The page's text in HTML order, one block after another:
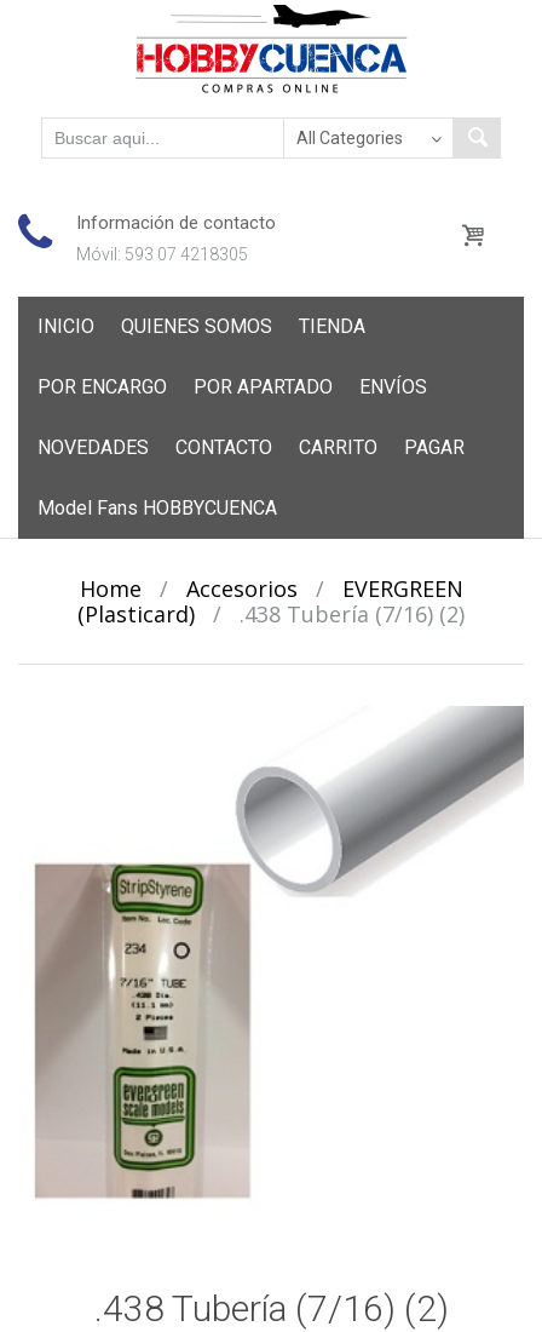
Información de contacto
Móvil: 593 07 4218305
INICIO QUIENES SOMOS TIENDA
POR ENCARGO POR APARTADO ENVÍOS
NOVEDADES CONTACTO CARRITO PAGAR
Model Fans HOBBYCUENCA
Home / Accesorios /
EVERGREEN
(Plasticard)
/ .438 Tubería (7/16) (2)
.438 Tubería (7/16) (2)